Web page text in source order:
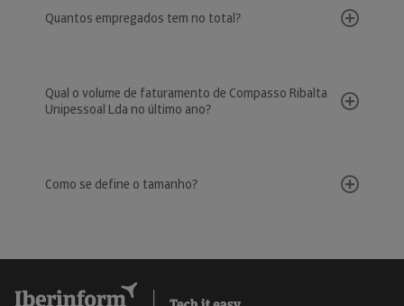
Quantos empregados tem no total?
Qual o volume de faturamento de Compasso Ribalta
Unipessoal Lda no último ano?
Como se define o tamanho?